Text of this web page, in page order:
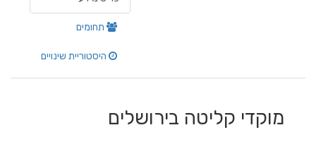
היסטוריית שינויים
קליטה בירושלים